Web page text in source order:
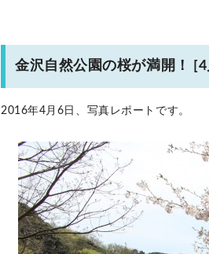
金沢自然公園の桜が満開！ [4
2016年4月6日、写真レポートです。